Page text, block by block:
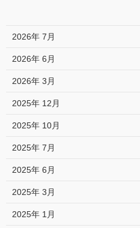
2026年 7月
2026年 6月
2026年 3月
2025年 12月
2025年 10月
2025年 7月
2025年 6月
2025年 3月
2025年 1月